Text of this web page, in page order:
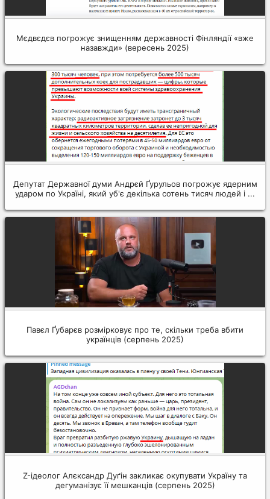
Мєдвєдєв погрожує знищенням державності Фінляндії «вже
назавжди» (вересень 2025)
Депутат Державної думи Андрєй Ґурульов погрожує ядерним
ударом по Україні, який уб'є декілька сотень тисяч людей і ...
Павєл Ґубарєв розмірковує про те, скільки треба вбити
українців (серпень 2025)
Z-ідеолог Алєксандр Дуґін закликає окупувати Україну та
дегуманізує її мешканців (серпень 2025)